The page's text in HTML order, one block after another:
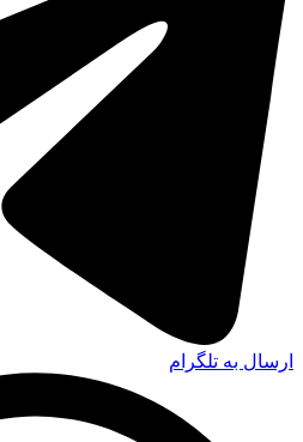
ارسال به تلگرام